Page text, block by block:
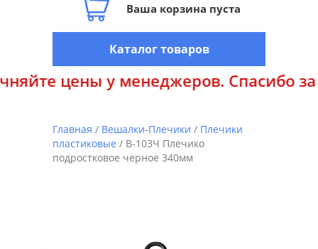
Ваша корзина пуста
цены у менеджеров. Спасибо за
Каталог товаров
Главная / Вешалки-Плечики / Плечики
пластиковые / В-103Ч Плечико
подростковое черное 340мм